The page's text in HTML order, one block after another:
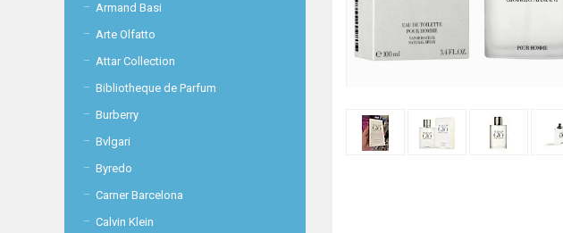
Armand Basi
Arte Olfatto
Attar Collection
Bibliotheque de Parfum
Burberry
Bvlgari
Byredo
Carner Barcelona
Calvin Klein